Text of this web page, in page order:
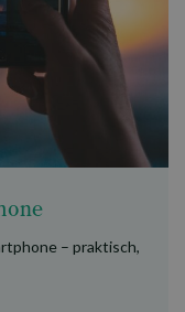
– praktisch,